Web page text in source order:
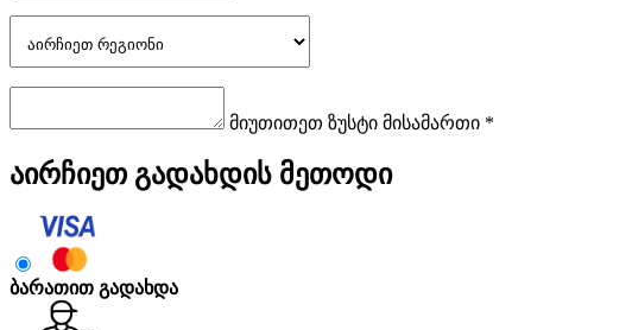
მიუთითეთ ზუსტი მისამართი *
აირჩიეთ გადახდის მეთოდი
ბარათით გადახდა